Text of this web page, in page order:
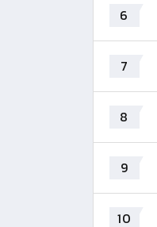
6
7
8
9
10